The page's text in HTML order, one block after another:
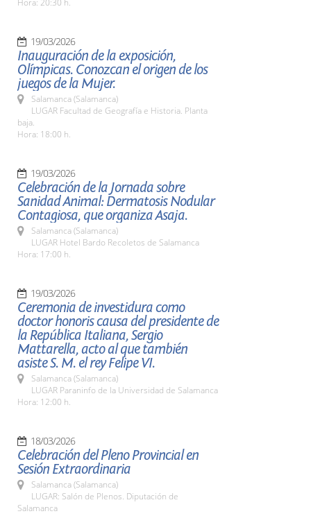
Hora: 20:30 h.
19/03/2026
Inauguración de la exposición,
Olímpicas. Conozcan el origen de los
juegos de la Mujer.
Salamanca (Salamanca)
LUGAR Facultad de Geografía e Historia. Planta
baja.
Hora: 18:00 h.
19/03/2026
Celebración de la Jornada sobre
Sanidad Animal: Dermatosis Nodular
Contagiosa, que organiza Asaja.
Salamanca (Salamanca)
LUGAR Hotel Bardo Recoletos de Salamanca
Hora: 17:00 h.
19/03/2026
Ceremonia de investidura como
doctor honoris causa del presidente de
la República Italiana, Sergio
Mattarella, acto al que también
asiste S. M. el rey Felipe VI.
Salamanca (Salamanca)
LUGAR Paraninfo de la Universidad de Salamanca
Hora: 12:00 h.
18/03/2026
Celebración del Pleno Provincial en
Sesión Extraordinaria
Salamanca (Salamanca)
LUGAR: Salón de Plenos. Diputación de
Salamanca